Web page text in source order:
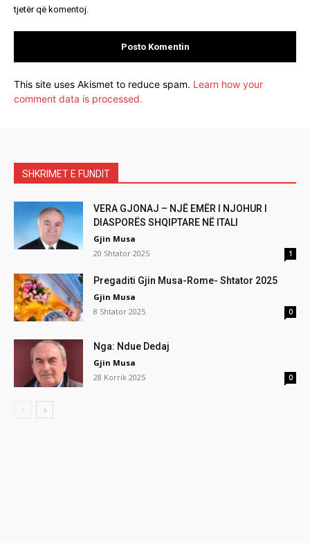
tjetër që komentoj.
This site uses Akismet to reduce spam. Learn how your
comment data is processed.
SHKRIMET E FUNDIT
VERA GJONAJ – NJË EMËR I NJOHUR I
DIASPORËS SHQIPTARE NË ITALI
Gjin Musa
20 Shtator 2025
1
Pregaditi Gjin Musa-Rome- Shtator 2025
Gjin Musa
8 Shtator 2025
0
Nga: Ndue Dedaj
Gjin Musa
28 Korrik 2025
0